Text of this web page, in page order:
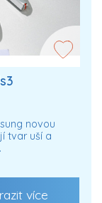
novou
tvar uší a
více